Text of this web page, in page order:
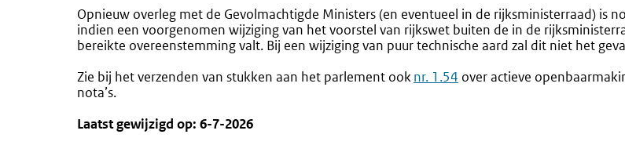
Van
Het
Opnieuw overleg met de Gevolmachtigde Ministers (en eventueel in de rijksministerraad) is
indien een voorgenomen wijziging van het voorstel van rijkswet buiten de in de
bereikte overeenstemming valt. Bij een wijziging van puur technische aard zal dit niet het
Zie bij het verzenden van stukken aan het parlement ooknr. 1.54 over actieve
nota’s.
Laatst gewijzigd op: 6-7-2026